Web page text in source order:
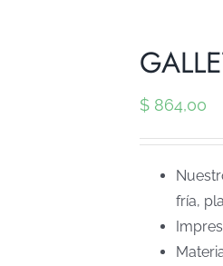
$ 864,00
fría,